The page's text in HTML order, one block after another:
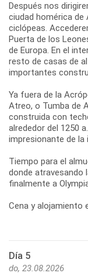
Después nos
ciudad homérica de
ciclópeas.
Puerta de los
de Europa. En el
resto de casas de
importantes
Ya fuera de la
Atreo, o Tumba de
construida con
alrededor del 1250
impresionante de la
Tiempo para el
donde atravesando
finalmente a
Cena y alojamiento
Día 5
do, 23.08.2026